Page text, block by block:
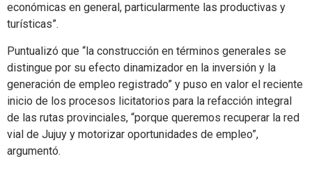
económicas en general, particularmente las productivas y
turísticas”.
Puntualizó que “la construcción en términos generales se
distingue por su efecto dinamizador en la inversión y la
generación de empleo registrado” y puso en valor el reciente
inicio de los procesos licitatorios para la refacción integral
de las rutas provinciales, “porque queremos recuperar la red
vial de Jujuy y motorizar oportunidades de empleo”,
argumentó.